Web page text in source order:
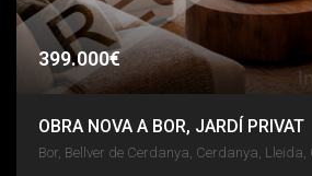
399.000€
OBRA NOVA A BOR, JARDÍ PRIVAT